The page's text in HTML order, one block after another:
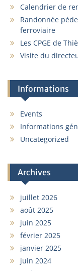
Calendrier de
Randonnée
ferroviaire
Les CPGE de
Visite du
Informations
Events
Informations
Uncategorized
Archives
juillet 2026
août 2025
juin 2025
février 2025
janvier 2025
juin 2024